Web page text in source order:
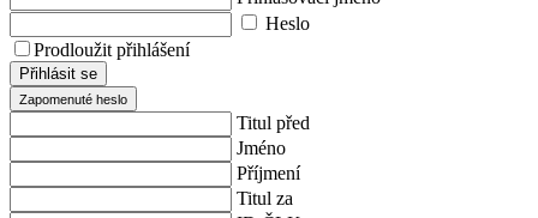
Heslo
Prodloužit přihlášení
Přihlásit se
Zapomenuté heslo
Titul před
Jméno
Příjmení
Titul za